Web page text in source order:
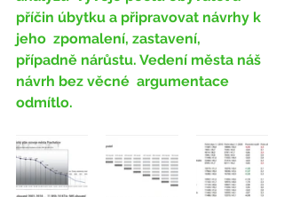
příčin úbytku a připravovat návrhy k
jeho  zpomalení, zastavení,
případně nárůstu. Vedení města náš
návrh bez věcné  argumentace
odmítlo.